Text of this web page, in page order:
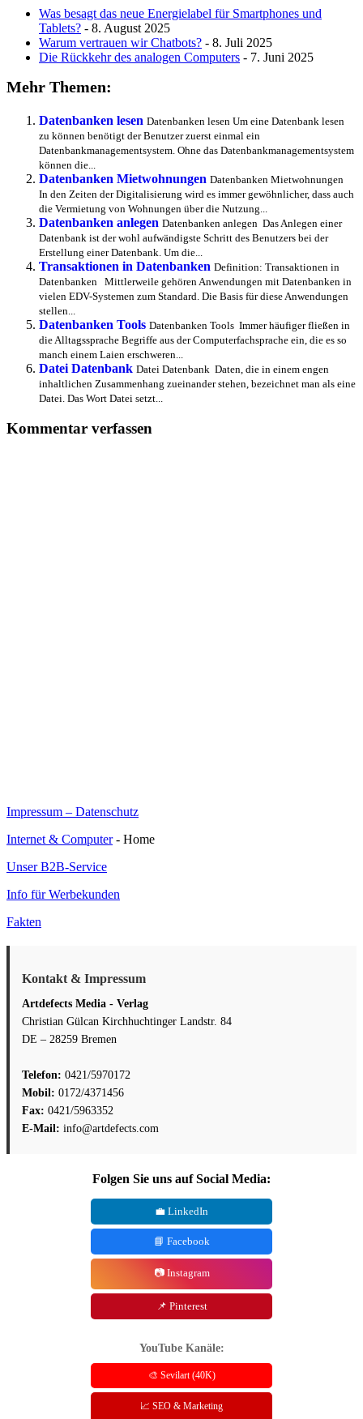
Was besagt das neue Energielabel für Smartphones und
Tablets? - 8. August 2025
Warum vertrauen wir Chatbots? - 8. Juli 2025
Die Rückkehr des analogen Computers - 7. Juni 2025
Mehr Themen:
Datenbanken lesen Datenbanken lesen Um eine Datenbank lesen
zu können benötigt der Benutzer zuerst einmal ein
Datenbankmanagementsystem. Ohne das Datenbankmanagementsystem
können die...
Datenbanken Mietwohnungen Datenbanken Mietwohnungen
In den Zeiten der Digitalisierung wird es immer gewöhnlicher, dass auch
die Vermietung von Wohnungen über die Nutzung...
Datenbanken anlegen Datenbanken anlegen Das Anlegen einer
Datenbank ist der wohl aufwändigste Schritt des Benutzers bei der
Erstellung einer Datenbank. Um die...
Transaktionen in Datenbanken Definition: Transaktionen in
Datenbanken Mittlerweile gehören Anwendungen mit Datenbanken in
vielen EDV-Systemen zum Standard. Die Basis für diese Anwendungen
stellen...
Datenbanken Tools Datenbanken Tools Immer häufiger fließen in
die Alltagssprache Begriffe aus der Computerfachsprache ein, die es so
manch einem Laien erschweren...
Datei Datenbank Datei Datenbank Daten, die in einem engen
inhaltlichen Zusammenhang zueinander stehen, bezeichnet man als eine
Datei. Das Wort Datei setzt...
Kommentar verfassen
Impressum – Datenschutz
Internet & Computer- Home
Unser B2B-Service
Info für Werbekunden
Fakten
Kontakt & Impressum
Artdefects Media - Verlag
Christian Gülcan Kirchhuchtinger Landstr. 84
DE – 28259 Bremen
Telefon: 0421/5970172
Mobil: 0172/4371456
Fax: 0421/5963352
E-Mail: info@artdefects.com
Folgen Sie uns auf Social Media:
💼 LinkedIn
📘 Facebook
📷 Instagram
📌 Pinterest
YouTube Kanäle:
🎨 Sevilart (40K)
📈 SEO & Marketing